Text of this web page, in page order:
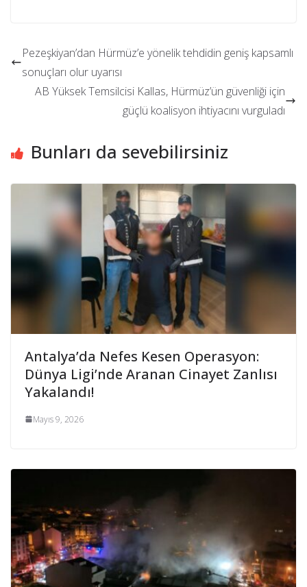
Pezeşkiyan’dan Hürmüz’e yönelik tehdidin geniş kapsamlı
sonuçları olur uyarısı
AB Yüksek Temsilcisi Kallas, Hürmüz’ün güvenliği için
güçlü koalisyon ihtiyacını vurguladı
Bunları da sevebilirsiniz
Antalya’da Nefes Kesen Operasyon:
Dünya Ligi’nde Aranan Cinayet Zanlısı
Yakalandı!
Mayıs 9, 2026